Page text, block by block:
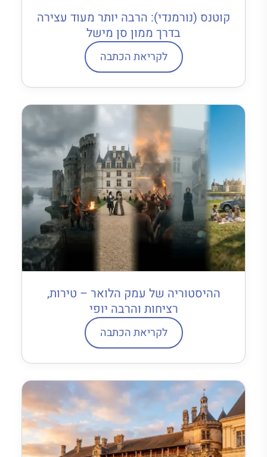
קוטנס (נורמנדי): הרבה יותר מעוד עצירה
בדרך ממון סן מישל
לקריאת הכתבה
ההיסטוריה של עמק הלואר – טירות,
רציחות והרבה יופי
לקריאת הכתבה